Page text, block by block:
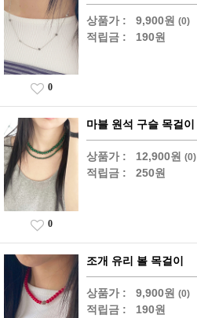
상품가 : 9,900원 (0)
적립금 : 190원
0
마블 원석 구슬 목걸이
상품가 : 12,900원 (0)
적립금 : 250원
0
조개 유리 볼 목걸이
상품가 : 9,900원 (0)
적립금 : 190원